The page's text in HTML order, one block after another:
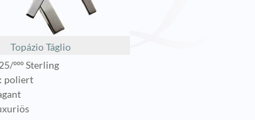
Topázio Táglio
ººº Sterling
poliert